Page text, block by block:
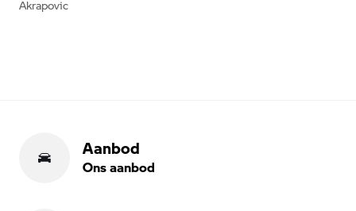
Akrapovic
Aanbod
Ons aanbod